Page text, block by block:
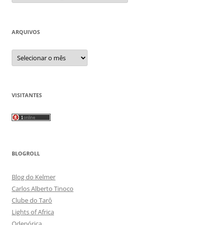
ARQUIVOS
Arquivos
VISITANTES
BLOGROLL
Blog do Kelmer
Carlos Alberto Tinoco
Clube do Tarô
Lights of Africa